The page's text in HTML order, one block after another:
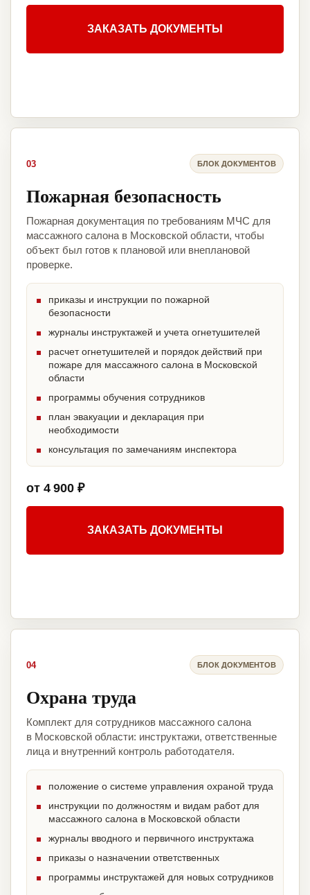
ЗАКАЗАТЬ ДОКУМЕНТЫ
03 БЛОК ДОКУМЕНТОВ
Пожарная безопасность
Пожарная документация по требованиям МЧС для
массажного салона в Московской области, чтобы
объект был готов к плановой или внеплановой
проверке.
приказы и инструкции по пожарной
безопасности
журналы инструктажей и учета огнетушителей
расчет огнетушителей и порядок действий при
пожаре для массажного салона в Московской
области
программы обучения сотрудников
план эвакуации и декларация при
необходимости
консультация по замечаниям инспектора
от 4 900 ₽
ЗАКАЗАТЬ ДОКУМЕНТЫ
04 БЛОК ДОКУМЕНТОВ
Охрана труда
Комплект для сотрудников массажного салона
в Московской области: инструктажи, ответственные
лица и внутренний контроль работодателя.
положение о системе управления охраной труда
инструкции по должностям и видам работ для
массажного салона в Московской области
журналы вводного и первичного инструктажа
приказы о назначении ответственных
программы инструктажей для новых сотрудников